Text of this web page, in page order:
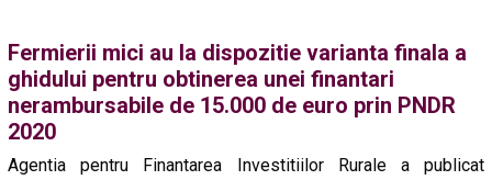
Fermierii mici au la dispozitie varianta finala a
ghidului pentru obtinerea unei finantari
nerambursabile de 15.000 de euro prin PNDR
2020
Agentia pentru Finantarea Investitiilor Rurale a publicat